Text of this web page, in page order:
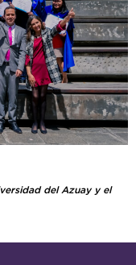
del Azuay y el